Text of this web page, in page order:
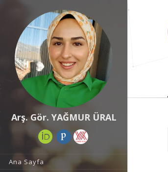
Arş. Gör. YAĞMUR ÜRAL
Ana Sayfa